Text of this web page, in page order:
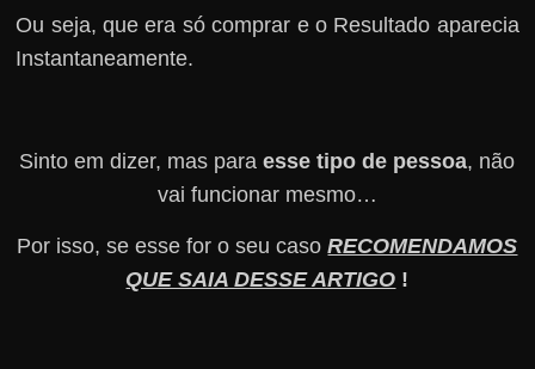
Ou seja, que era só comprar e o Resultado aparecia
Instantaneamente.
Sinto em dizer, mas paraesse tipo de pessoa, não
vai funcionar mesmo…
Por isso, se esse for o seu casoRECOMENDAMOS
QUE SAIA DESSE ARTIGO !